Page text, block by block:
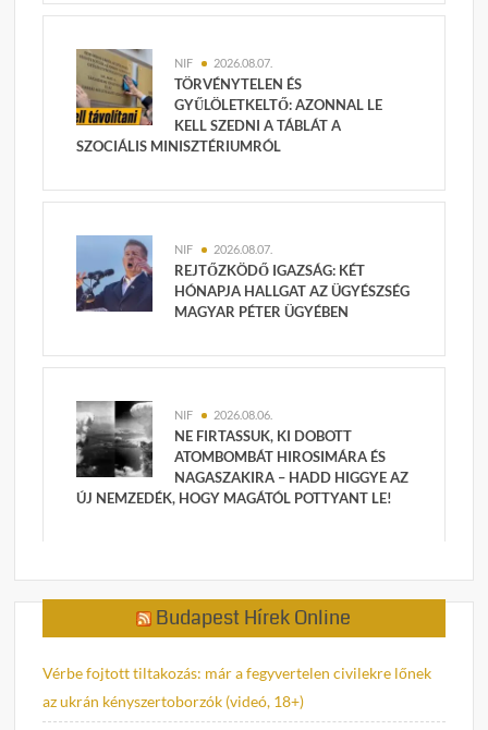
NIF 2026.08.07.
TÖRVÉNYTELEN ÉS
GYŰLÖLETKELTŐ: AZONNAL LE
KELL SZEDNI A TÁBLÁT A
SZOCIÁLIS MINISZTÉRIUMRÓL
NIF 2026.08.07.
REJTŐZKÖDŐ IGAZSÁG: KÉT
HÓNAPJA HALLGAT AZ ÜGYÉSZSÉG
MAGYAR PÉTER ÜGYÉBEN
NIF 2026.08.06.
NE FIRTASSUK, KI DOBOTT
ATOMBOMBÁT HIROSIMÁRA ÉS
NAGASZAKIRA – HADD HIGGYE AZ
ÚJ NEMZEDÉK, HOGY MAGÁTÓL POTTYANT LE!
Budapest Hírek Online
Vérbe fojtott tiltakozás: már a fegyvertelen civilekre lőnek
az ukrán kényszertoborzók (videó, 18+)